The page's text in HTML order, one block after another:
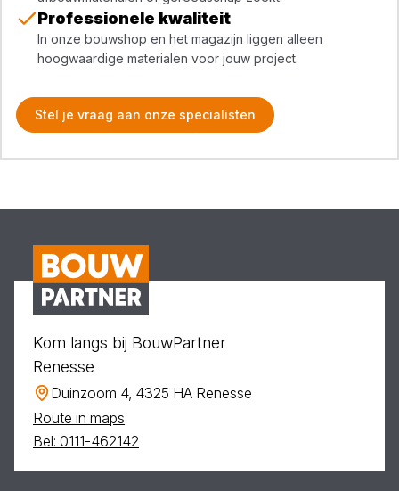
Professionele kwaliteit
In onze bouwshop en het magazijn liggen alleen
hoogwaardige materialen voor jouw project.
Stel je vraag aan onze specialisten
Kom langs bij BouwPartner
Renesse
Duinzoom 4, 4325 HA Renesse
Route in maps
Bel: 0111-462142